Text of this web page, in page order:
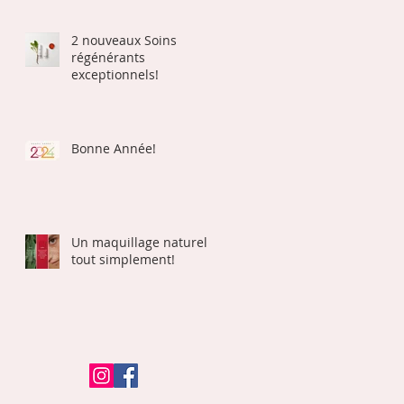
2 nouveaux Soins
régénérants
exceptionnels!
Bonne Année!
Un maquillage naturel
tout simplement!